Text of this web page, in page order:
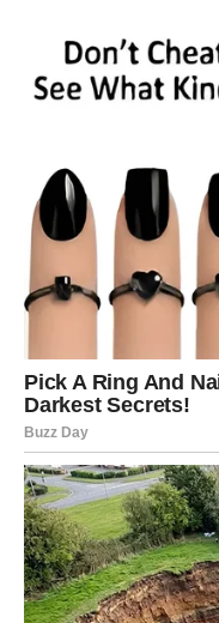
dugo čekate.
Ne ignorišite
LAV
Dnevna prognoza
Lavovima dolazi
pažnju važnih ljudi.
Poruka zvijezda
Vjerujte svojim
DJEVICA